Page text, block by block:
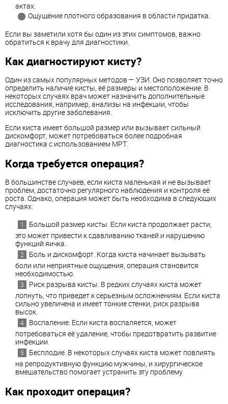
актах.
Ощущение плотного образования в области придатка.
Если вы заметили хотя бы один из этих симптомов, важно
обратиться к врачу для диагностики.
Как диагностируют кисту?
Один из самых популярных методов — УЗИ. Оно позволяет точно
определить наличие кисты, её размеры и местоположение. В
некоторых случаях врач может назначить дополнительные
исследования, например, анализы на инфекции, чтобы
исключить другие заболевания.
Если киста имеет большой размер или вызывает сильный
дискомфорт, может потребоваться более подробная
диагностика с использованием МРТ.
Когда требуется операция?
В большинстве случаев, если киста маленькая и не вызывает
проблем, достаточно регулярного наблюдения и контроля её
роста. Однако, операция может быть необходима в следующих
случаях:
Большой размер кисты. Если киста продолжает расти,
это может привести к сдавливанию тканей и нарушению
функций яичка.
Боль и дискомфорт. Когда киста начинает вызывать
боли или неприятные ощущения, операция становится
необходимостью.
Риск разрыва кисты. В редких случаях киста может
лопнуть, что приведет к серьезным осложнениям. Если киста
сильно увеличена и имеет тонкие стенки, риск разрыва
высок.
Воспаление. Если киста воспаляется, может
потребоваться её удаление, чтобы предотвратить развитие
инфекции.
Бесплодие. В некоторых случаях киста может повлиять
на репродуктивную функцию мужчины, и хирургическое
вмешательство помогает устранить эту проблему.
Как проходит операция?